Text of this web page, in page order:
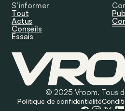
S’informer
Tout
Actus
Conseils
Essais
© 2025 Vroom. Tous
Politique de confidentialité